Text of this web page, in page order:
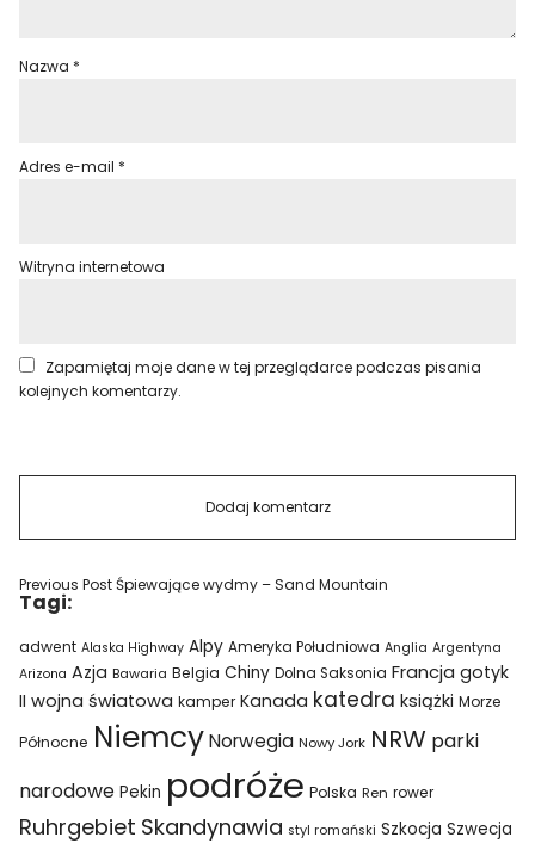
Nazwa *
Adres e-mail *
Witryna internetowa
Zapamiętaj moje dane w tej przeglądarce podczas pisania
kolejnych komentarzy.
Previous PostŚpiewające wydmy – Sand Mountain
Tagi:
adwent Alaska Highway Alpy Ameryka Południowa Anglia Argentyna
Arizona Azja Bawaria Belgia Chiny Dolna Saksonia Francja gotyk
II wojna światowa kamper Kanada katedra książki Morze
Północne Niemcy Norwegia Nowy Jork NRW parki
narodowe Pekin podróże Polska Ren rower
Ruhrgebiet Skandynawia styl romański Szkocja Szwecja